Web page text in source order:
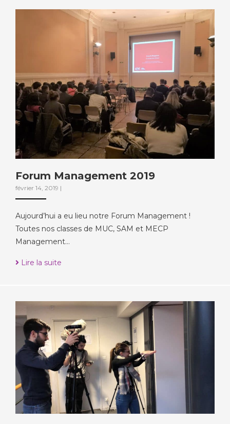
Forum Management 2019
février 14, 2019 |
Aujourd’hui a eu lieu notre Forum Management !
Toutes nos classes de MUC, SAM et MECP
Management…
Lire la suite